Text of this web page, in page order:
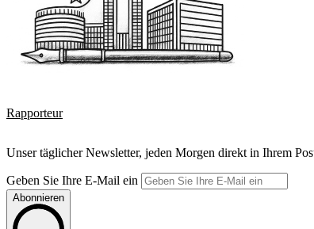
Rapporteur
Unser täglicher Newsletter, jeden Morgen direkt in Ihrem
Geben Sie Ihre E-Mail ein
Abonnieren